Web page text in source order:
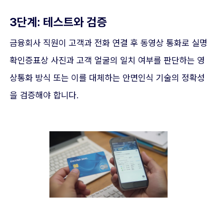
3단계: 테스트와 검증
금융회사 직원이 고객과 전화 연결 후 동영상 통화로 실명
확인증표상 사진과 고객 얼굴의 일치 여부를 판단하는 영
상통화 방식 또는 이를 대체하는 안면인식 기술의 정확성
을 검증해야 합니다.